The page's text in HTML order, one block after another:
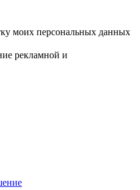
моих персональных данных
рекламной и